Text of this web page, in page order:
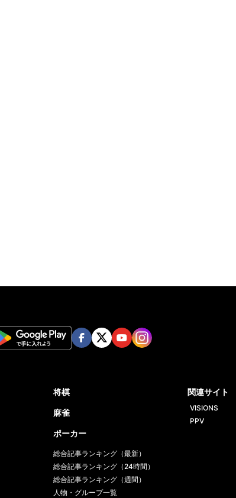
将棋
麻雀
ポーカー
総合記事ランキング（最新）
総合記事ランキング（24時間）
総合記事ランキング（週間）
人物・グループ一覧
関連サイト
VISIONS
PPV